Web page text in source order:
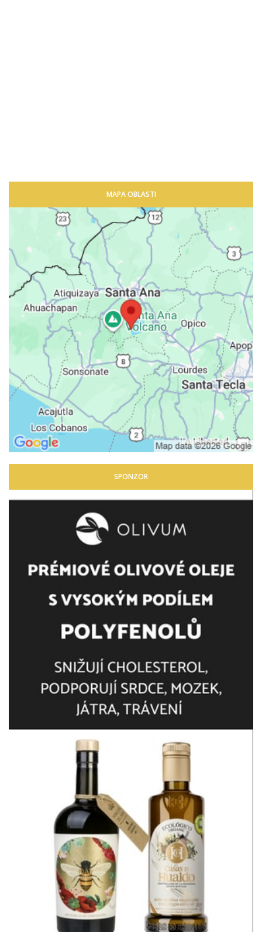
MAPA OBLASTI
SPONZOR